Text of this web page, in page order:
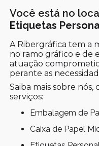
Você está no
Etiquetas
A Ribergráfica tem a
no ramo gráfico e de
atuação
perante as
Saiba mais sobre
serviços:
Embalagem de
Caixa de Papel